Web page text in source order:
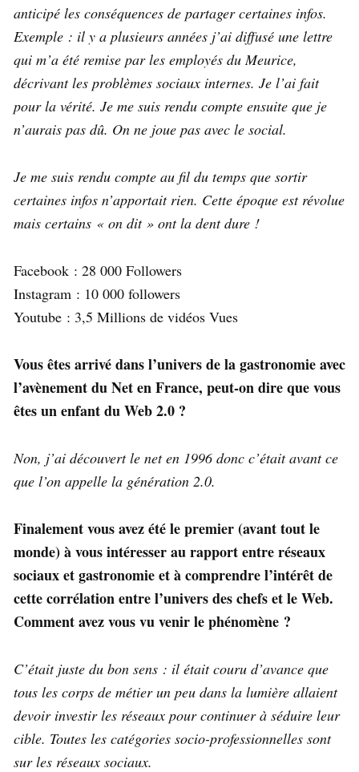
anticipé les conséquences de partager certaines infos.
Exemple : il y a plusieurs années j’ai diffusé une lettre
qui m’a été remise par les employés du Meurice,
décrivant les problèmes sociaux internes. Je l’ai fait
pour la vérité. Je me suis rendu compte ensuite que je
n’aurais pas dû. On ne joue pas avec le social.
Je me suis rendu compte au fil du temps que sortir
certaines infos n’apportait rien. Cette époque est révolue
mais certains « on dit » ont la dent dure !
Facebook : 28 000 Followers
Instagram : 10 000 followers
Youtube : 3,5 Millions de vidéos Vues
Vous êtes arrivé dans l’univers de la gastronomie avec
l’avènement du Net en France, peut-on dire que vous
êtes un enfant du Web 2.0 ?
Non, j’ai découvert le net en 1996 donc c’était avant ce
que l’on appelle la génération 2.0.
Finalement vous avez été le premier (avant tout le
monde) à vous intéresser au rapport entre réseaux
sociaux et gastronomie et à comprendre l’intérêt de
cette corrélation entre l’univers des chefs et le Web.
Comment avez vous vu venir le phénomène ?
C’était juste du bon sens : il était couru d’avance que
tous les corps de métier un peu dans la lumière allaient
devoir investir les réseaux pour continuer à séduire leur
cible. Toutes les catégories socio-professionnelles sont
sur les réseaux sociaux.